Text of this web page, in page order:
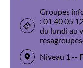
Groupes
: 01 40 05
du lundi au
Niveau 1 --